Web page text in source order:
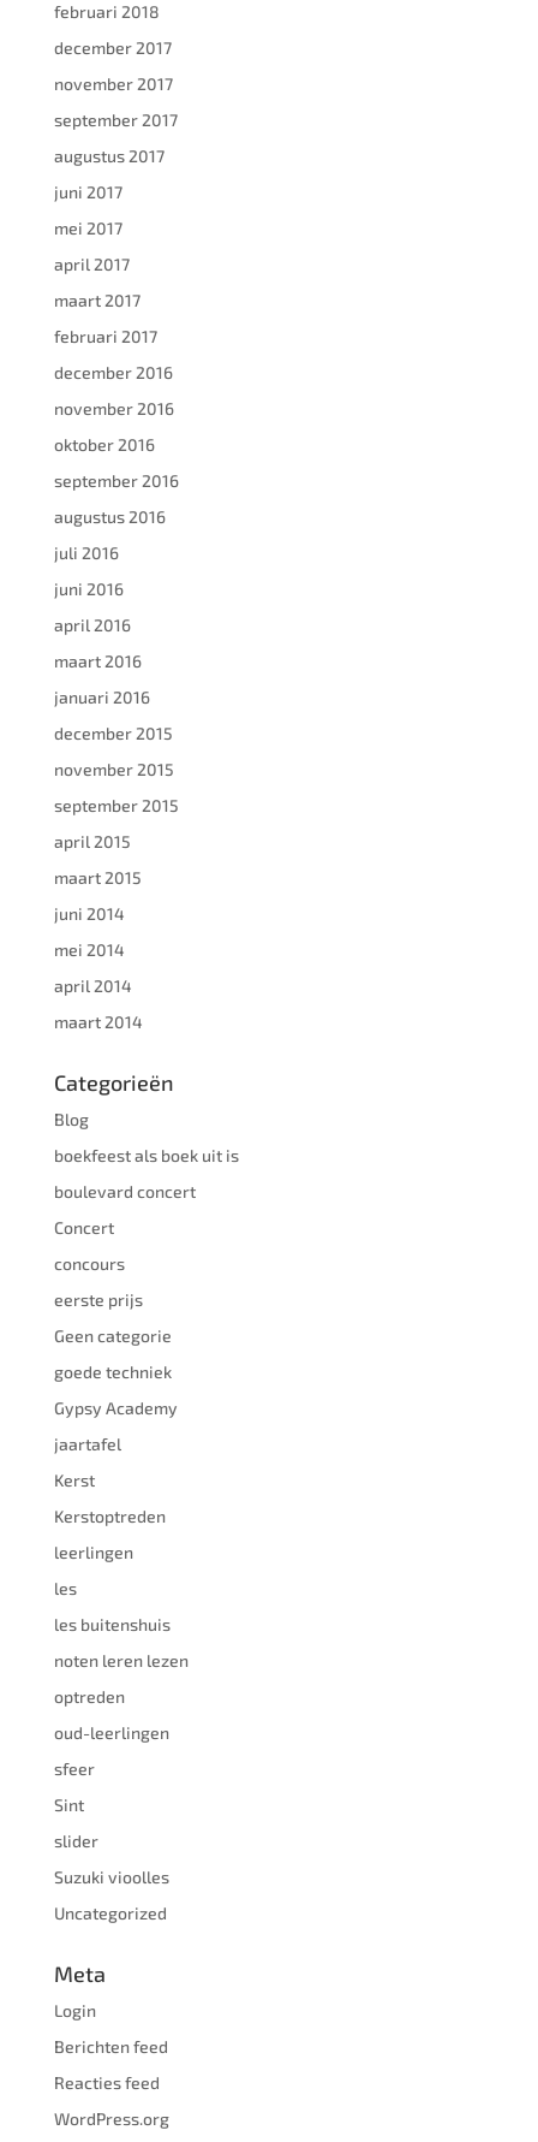
februari 2018
december 2017
november 2017
september 2017
augustus 2017
juni 2017
mei 2017
april 2017
maart 2017
februari 2017
december 2016
november 2016
oktober 2016
september 2016
augustus 2016
juli 2016
juni 2016
april 2016
maart 2016
januari 2016
december 2015
november 2015
september 2015
april 2015
maart 2015
juni 2014
mei 2014
april 2014
maart 2014
Categorieën
Blog
boekfeest als boek uit is
boulevard concert
Concert
concours
eerste prijs
Geen categorie
goede techniek
Gypsy Academy
jaartafel
Kerst
Kerstoptreden
leerlingen
les
les buitenshuis
noten leren lezen
optreden
oud-leerlingen
sfeer
Sint
slider
Suzuki vioolles
Uncategorized
Meta
Login
Berichten feed
Reacties feed
WordPress.org